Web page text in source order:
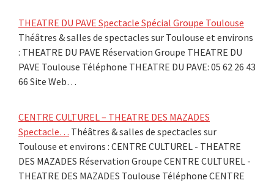
THEATRE DU PAVE Spectacle Spécial Groupe Toulouse
Théâtres & salles de spectacles sur Toulouse et environs
: THEATRE DU PAVE Réservation Groupe THEATRE DU
PAVE Toulouse Téléphone THEATRE DU PAVE: 05 62 26 43
66 Site Web…
CENTRE CULTUREL – THEATRE DES MAZADES
Spectacle… Théâtres & salles de spectacles sur
Toulouse et environs : CENTRE CULTUREL - THEATRE
DES MAZADES Réservation Groupe CENTRE CULTUREL -
THEATRE DES MAZADES Toulouse Téléphone CENTRE